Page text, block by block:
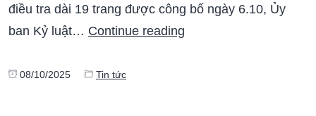
điều tra dài 19 trang được công bố ngày 6.10, Ủy
ban Kỷ luật… Continue reading
08/10/2025 Tin tức